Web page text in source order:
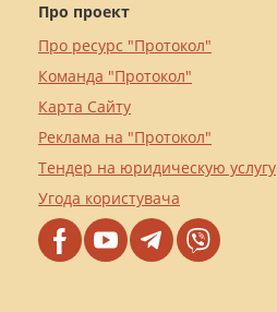
Про проект
Про ресурс "Протокол"
Команда "Протокол"
Карта Сайту
Реклама на "Протокол"
Тендер на юридическую услугу
Угода користувача